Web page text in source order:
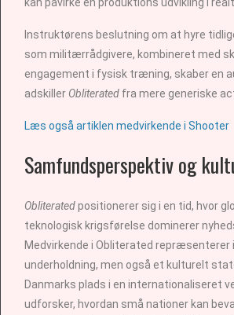
Instruktørens beslutning om at hyre
som militærrådgivere, kombineret med
engagement i fysisk træning, skaber en
adskiller Obliterated fra mere generiske
Læs også artiklen medvirkende i Shooter
Samfundsperspektiv og
Obliteratedpositionerer sig i en tid, hvor
teknologisk krigsførelse dominerer
Medvirkende i Obliterated repræsenterer
underholdning, men også et kulturelt
Danmarks plads i en internationaliseret
udforsker, hvordan små nationer kan